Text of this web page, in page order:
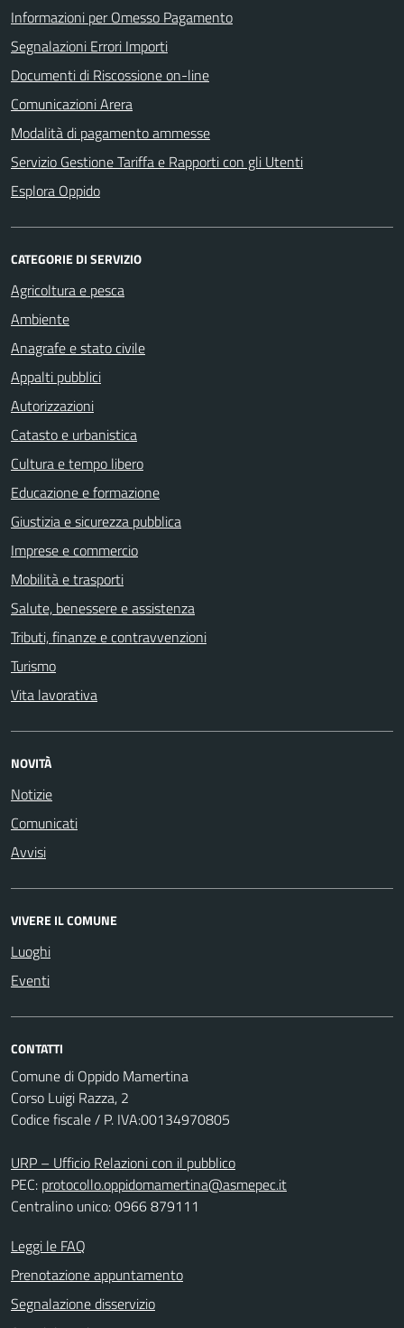
Informazioni per Omesso Pagamento
Segnalazioni Errori Importi
Documenti di Riscossione on-line
Comunicazioni Arera
Modalità di pagamento ammesse
Servizio Gestione Tariffa e Rapporti con gli Utenti
Esplora Oppido
CATEGORIE DI SERVIZIO
Agricoltura e pesca
Ambiente
Anagrafe e stato civile
Appalti pubblici
Autorizzazioni
Catasto e urbanistica
Cultura e tempo libero
Educazione e formazione
Giustizia e sicurezza pubblica
Imprese e commercio
Mobilità e trasporti
Salute, benessere e assistenza
Tributi, finanze e contravvenzioni
Turismo
Vita lavorativa
NOVITÀ
Notizie
Comunicati
Avvisi
VIVERE IL COMUNE
Luoghi
Eventi
CONTATTI
Comune di Oppido Mamertina
Corso Luigi Razza, 2
Codice fiscale / P. IVA:00134970805
URP – Ufficio Relazioni con il pubblico
PEC: protocollo.oppidomamertina@asmepec.it
Centralino unico: 0966 879111
Leggi le FAQ
Prenotazione appuntamento
Segnalazione disservizio